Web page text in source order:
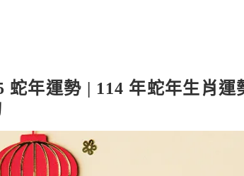
蛇年運勢 | 114 年蛇年生肖